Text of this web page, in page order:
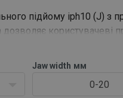
підйому iph10 (J)
дозволяє
Jaw width мм
0-20